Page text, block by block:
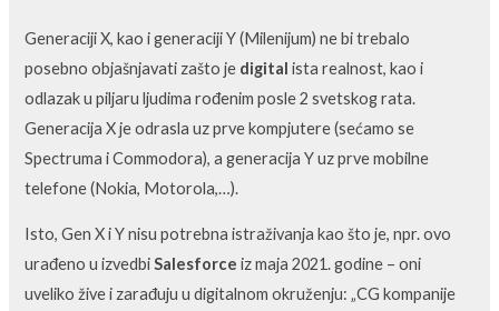
Generaciji X, kao i generaciji Y (Milenijum) ne bi trebalo
posebno objašnjavati zašto je digital ista realnost, kao i
odlazak u piljaru ljudima rođenim posle 2 svetskog rata.
Generacija X je odrasla uz prve kompjutere (sećamo se
Spectruma i Commodora), a generacija Y uz prve mobilne
telefone (Nokia, Motorola,…).
Isto, Gen X i Y nisu potrebna istraživanja kao što je, npr. ovo
urađeno u izvedbiSalesforce iz maja 2021. godine – oni
uveliko žive i zarađuju u digitalnom okruženju: „CG kompanije